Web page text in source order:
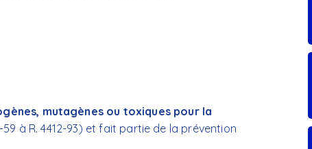
mutagènes ou toxiques pour la
à R. 4412-93) et fait partie de la prévention